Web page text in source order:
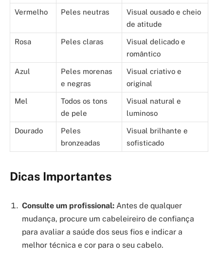
Vermelho Peles neutras
Visual ousado e cheio
de atitude
Rosa Peles claras
Visual delicado e
romântico
Azul
Peles morenas
e negras
Visual criativo e
original
Mel
Todos os tons
de pele
Visual natural e
luminoso
Dourado
Peles
bronzeadas
Visual brilhante e
sofisticado
Dicas Importantes
Consulte um profissional: Antes de qualquer
mudança, procure um cabeleireiro de confiança
para avaliar a saúde dos seus fios e indicar a
melhor técnica e cor para o seu cabelo.